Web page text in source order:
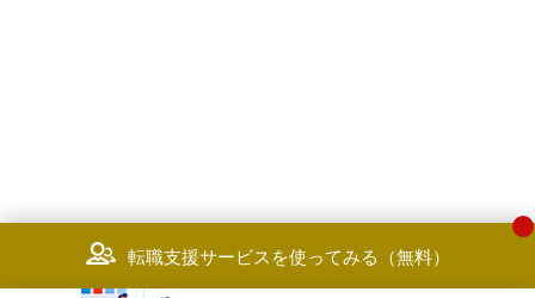
転職支援サービスを使ってみる（無料）